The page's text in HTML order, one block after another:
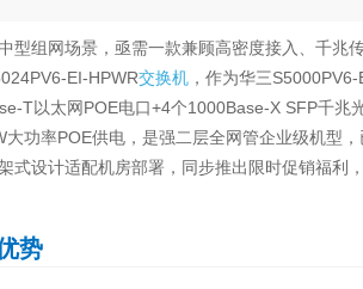
型组网场景，亟需一款兼顾高密度接入、千兆
EI-HPWR交换机 ，作为华三
T以太网POE电口+4个1000Base-X SFP千兆
功率POE供电，是强二层全网管企业级机型
式设计适配机房部署，同步推出限时促销福利
势